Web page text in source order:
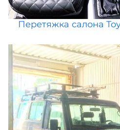
Перетяжка салона